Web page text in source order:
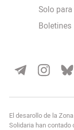
Solo
Boletines
El desarollo de la
Solidaria han contado